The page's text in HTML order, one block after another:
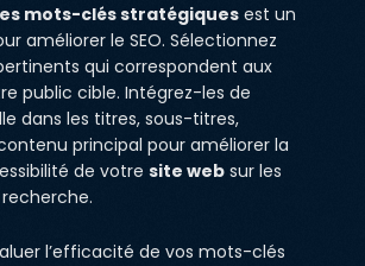
mots-clés stratégiquesest un
améliorer le SEO. Sélectionnez
qui correspondent aux
public cible. Intégrez-les de
dans les titres, sous-titres,
principal pour améliorer la
de votre site websur les
l’efficacité de vos mots-clés